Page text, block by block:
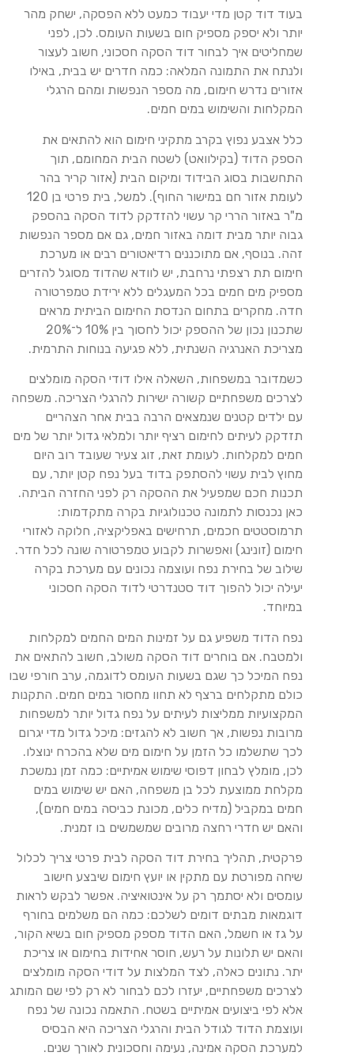
בעוד דוד קטן מדי יעבוד כמעט ללא הפסקה, ישחק מהר
יותר ולא יספק מספיק חום בשעות העומס. לכן, לפני
שמחליטים איך לבחור דוד הסקה חסכוני, חשוב לעצור
ולנתח את התמונה המלאה: כמה חדרים יש בבית, באילו
אזורים נדרש חימום, מה מספר הנפשות ומהם הרגלי
המקלחות והשימוש במים חמים.
כלל אצבע נפוץ בקרב מתקיני חימום הוא להתאים את
הספק הדוד (בקילוואט) לשטח הבית המחומם, תוך
התחשבות בסוג הבידוד ומיקום הבית (אזור קריר בהר
לעומת אזור חם במישור החוף). למשל, בית פרטי בן 120
מ"ר באזור הררי קר עשוי להזדקק לדוד הסקה בהספק
גבוה יותר מבית דומה באזור חמים, גם אם מספר הנפשות
זהה. בנוסף, אם מתוכננים רדיאטורים רבים או מערכת
חימום תת רצפתי נרחבת, יש לוודא שהדוד מסוגל להזרים
מספיק מים חמים בכל המעגלים ללא ירידת טמפרטורה
חדה. מחקרים בתחום הנדסת החימום הביתית מראים
שתכנון נכון של ההספק יכול לחסוך בין 10% ל־20%
מצריכת האנרגיה השנתית, ללא פגיעה בנוחות התרמית.
כשמדובר במשפחות, השאלה אילו דודי הסקה מומלצים
לצרכים משפחתיים קשורה ישירות להרגלי הצריכה. משפחה
עם ילדים קטנים שנמצאים הרבה בבית אחר הצהריים
תזדקק לעיתים לחימום רציף יותר ולמלאי גדול יותר של מים
חמים למקלחות. לעומת זאת, זוג צעיר שעובד רוב היום
מחוץ לבית עשוי להסתפק בדוד בעל נפח קטן יותר, עם
תכנות חכם שמפעיל את ההסקה רק לפני החזרה הביתה.
כאן נכנסות לתמונה טכנולוגיות בקרה מתקדמות:
תרמוסטטים חכמים, תרחישים באפליקציה, חלוקה לאזורי
חימום (זונינג) ואפשרות לקבוע טמפרטורה שונה לכל חדר.
שילוב של בחירת נפח ועוצמה נכונים עם מערכת בקרה
יעילה יכול להפוך דוד סטנדרטי לדוד הסקה חסכוני
נפח הדוד משפיע גם על זמינות המים החמים למקלחות
ולמטבח. אם בוחרים דוד הסקה משולב, חשוב להתאים את
נפח המיכל כך שגם בשעות העומס לדוגמה, ערב חורפי שבו
כולם מתקלחים ברצף לא תחוו מחסור במים חמים. התקנות
המקצועיות ממליצות לעיתים על נפח גדול יותר למשפחות
מרובות נפשות, אך חשוב לא להגזים: מיכל גדול מדי יגרום
לכך שתשלמו כל הזמן על חימום מים שלא בהכרח ינוצלו.
לכן, מומלץ לבחון דפוסי שימוש אמיתיים: כמה זמן נמשכת
מקלחת ממוצעת לכל בן משפחה, האם יש שימוש במים
חמים במקביל (מדיח כלים, מכונת כביסה במים חמים),
והאם יש חדרי רחצה מרובים שמשמשים בו זמנית.
פרקטית, תהליך בחירת דוד הסקה לבית פרטי צריך לכלול
שיחה מפורטת עם מתקין או יועץ חימום שיבצע חישוב
עומסים ולא יסתמך רק על אינטואיציה. אפשר לבקש לראות
דוגמאות מבתים דומים לשלכם: כמה הם משלמים בחורף
על גז או חשמל, האם הדוד מספק מספיק חום בשיא הקור,
והאם יש תלונות על רעש, חוסר אחידות בחימום או צריכת
יתר. נתונים כאלה, לצד המלצות על דודי הסקה מומלצים
לצרכים משפחתיים, יעזרו לכם לבחור לא רק לפי שם המותג
אלא לפי ביצועים אמיתיים בשטח. התאמה נכונה של נפח
ועוצמת הדוד לגודל הבית והרגלי הצריכה היא הבסיס
למערכת הסקה אמינה, נעימה וחסכונית לאורך שנים.